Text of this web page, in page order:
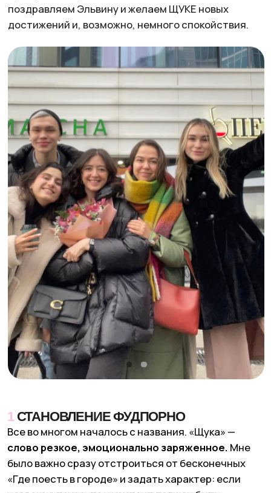
1 СТАНОВЛЕНИЕ ФУДПОРНО
Все во многом началось с названия. «Щука» —
слово резкое, эмоционально заряженное.Мне
было важно сразу отстроиться от бесконечных
«Где поесть в городе» и задать характер: если
название такое, то и контент должен быть
соответствующим, с шероховатостью.
Я смотрела на зарубежный визуальный контент
и видела, что людей цепляет действие: когда
что-тотечет, ломается, рвется.Это идеально
проявленной. Так в ЩУКЕ появилось фудпорно.
Первое же видео очень сильно зашло — и это
стало сигналом, что мы на правильном пути.
Дальше я начала формулировать собственные
правила жанра: мы можем рвать еду руками,